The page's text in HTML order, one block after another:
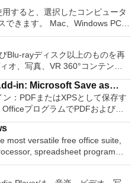
トローラーを使用して、本物の
ミュレートできます。このアプリ
らゲームを直接実行することも、
ジとして実行することもできま
ンを1つ
「状態」を保存できます。 無制
だけメモリーカードを保存でき、
理カードに制限されなくなりま
ス：PCSX2を使用すると、
をプレイできます。 全体とし
トでき、Windowsとエミュレ
ます。欠点は、高速ゲームに苦
ッシュすることです。* PCSX2
から抽出できるPlaystation 2
ィアを作成する必要がある場
合。 低レベルのユーティリティ
ま
BartPE / pebuilder、CentOS、
FreeDOS、Gentoo、
CD、LiveXP、Knoppix、
Registry Editor、
Slackware、Tails、Trinity
Boot CD、Windows XP（SP2
R2、Windows Vista、
ィナ、ダンスク、ドイツ語、英
すると、選択したコンピュータ
できます。 Mac、Windows PC、
どこからでも。 VNC Viewerを
デスクトップを表示したり、コ
ているかのようにマウスとキーボ
と
デバイスでインストーラーを実行
オプションで、Windowsでのリ
あります。デスクトッププラッ
ンストールする権限がない場合
ンを選択する必要があります。
クラウドサービスを介してVNC
ーターに接続します。 Apple
のサードパーティ製のVNC互換
ンピューターに直接接続しま
Blu-rayディスク以上のものを再
オ、写真、VR 360°コンテン
にとっても、PowerDVD18は重
HDR TVとサ
可能性を解き放ち、360°ビデオ
のアクセスで仮想世界に没頭する
の比類のない再生サポートと独
も簡単にリラックスできます。
よびHDR10コンテンツをサポー
ーで2.35：1の映画を見る常時
ライブを見る YouTubeおよび
in: Microsoft Save as
：PDFまたはXPSとして保存す
プログラムでPDFおよび
保存できます。このツールを使用
のサブセットでPDF形式および
イルとして送信することもでき
ムによって異なります）。 この
ログラムで動作します。
。
most versatile free office suite,
spreadsheet program
these three programs you will
related tasks. WPS